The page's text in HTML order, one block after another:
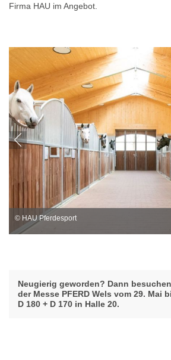
Firma HAU im Angebot.
© HAU Pferdesport
Neugierig geworden? Dann
der Messe PFERD Wels vom 29. Mai
D 180 + D 170 in Halle 20.